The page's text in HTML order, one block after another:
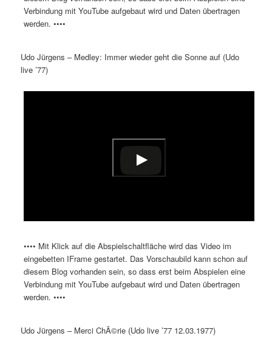
Verbindung mit YouTube aufgebaut wird und Daten übertragen
werden. ••••
Udo Jürgens – Medley: Immer wieder geht die Sonne auf (Udo
live ’77)
•••• Mit Klick auf die Abspielschaltfläche wird das Video im
eingebetten IFrame gestartet. Das Vorschaubild kann schon auf
diesem Blog vorhanden sein, so dass erst beim Abspielen eine
Verbindung mit YouTube aufgebaut wird und Daten übertragen
werden. ••••
Udo Jürgens – Merci ChÃ©rie (Udo live ’77 12.03.1977)